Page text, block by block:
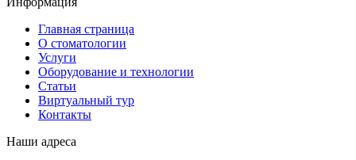
Главная страница
О стоматологии
Услуги
Оборудование и технологии
Статьи
Виртуальный тур
Контакты
Наши адреса